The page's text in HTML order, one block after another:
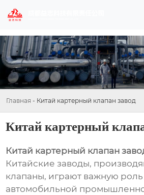
Главная - Китай картерный клапан завод
Китай картерный
Китай картерный клапан
Китайские заводы,
клапаны, играют важную
автомобильной